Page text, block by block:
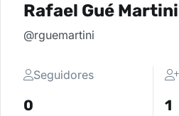
Rafael Gué Martini
@rguemartini
Seguidores
0 1